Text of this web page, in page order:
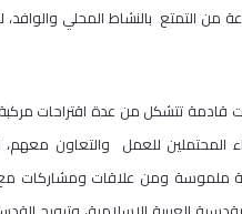
التمتع بالنشاط المحلي والوافد،
تتشكل من عدة اقتراحات
المحتملين للعمل والتعاون
ملموسة ومن علاقات ومشاركات